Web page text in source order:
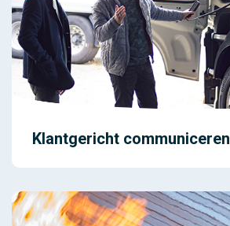
Klantgericht communiceren